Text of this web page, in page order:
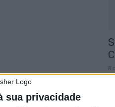
sua privacidade
8